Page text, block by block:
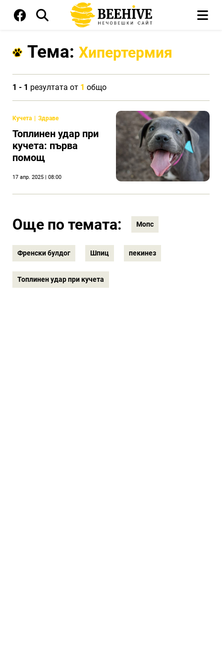
Тема: Хипертермия
1 - 1 резултата от 1 общо
Кучета Здраве
Топлинен удар при
кучета: първа
помощ
17 апр. 2025 | 08:00
Още по темата: Мопс
Френски булдог Шпиц пекинез
Топлинен удар при кучета